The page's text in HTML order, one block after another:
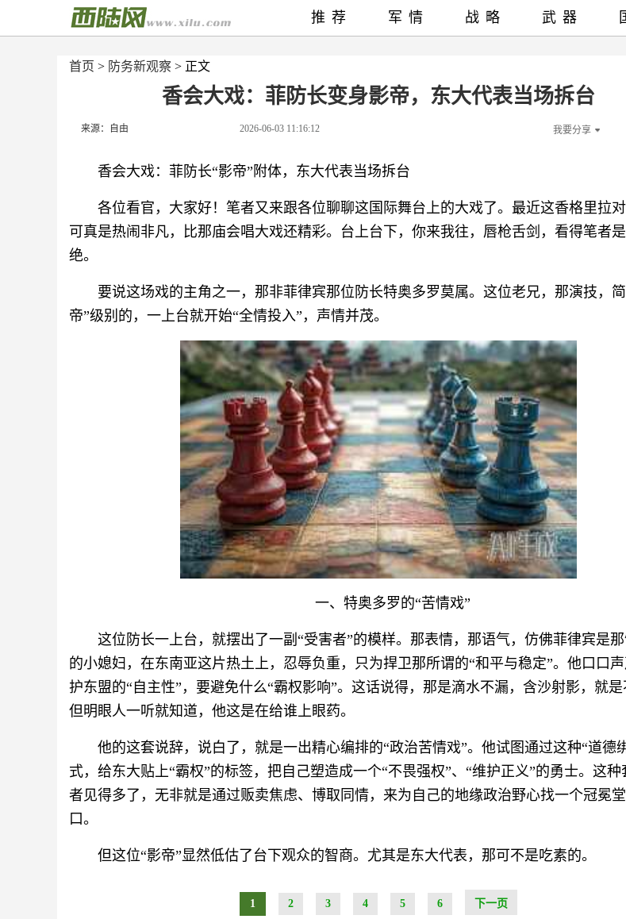
首页 > 防务新观察 > 正文
香会大戏：菲防长变身影帝，东大代表当场拆台
来源：自由 2026-06-03 11:16:12 我要分享
香会大戏：菲防长“影帝”附体，东大代表当场拆台
各位看官，大家好！笔者又来跟各位聊聊这国际舞台上的大戏了。最近这香格里拉
可真是热闹非凡，比那庙会唱大戏还精彩。台上台下，你来我往，唇枪舌剑，看得笔者
绝。
要说这场戏的主角之一，那非菲律宾那位防长特奥多罗莫属。这位老兄，那演技，
帝”级别的，一上台就开始“全情投入”，声情并茂。
一、特奥多罗的“苦情戏”
这位防长一上台，就摆出了一副“受害者”的模样。那表情，那语气，仿佛菲律宾是
的小媳妇，在东南亚这片热土上，忍辱负重，只为捍卫那所谓的“和平与稳定”。他口口
护东盟的“自主性”，要避免什么“霸权影响”。这话说得，那是滴水不漏，含沙射影，就是
但明眼人一听就知道，他这是在给谁上眼药。
他的这套说辞，说白了，就是一出精心编排的“政治苦情戏”。他试图通过这种“道德
式，给东大贴上“霸权”的标签，把自己塑造成一个“不畏强权”、“维护正义”的勇士。这种
者见得多了，无非就是通过贩卖焦虑、博取同情，来为自己的地缘政治野心找一个冠冕
口。
但这位“影帝”显然低估了台下观众的智商。尤其是东大代表，那可不是吃素的。
1 2 3 4 5 6 下一页
推荐 军情 战略 武器